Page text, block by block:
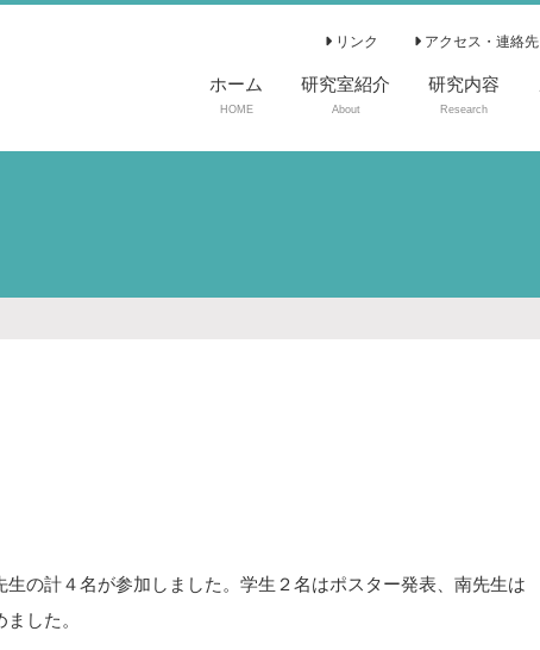
リンク アクセス・連絡先
ホーム
HOME
研究室紹介
About
研究内容
Research
の計４名が参加しました。学生２名はポスター発表、南先生は
した。